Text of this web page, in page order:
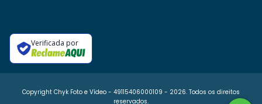
Verificada por
Copyright Chyk Foto e Vídeo - 49115406000109 - 2026. Todos os direitos
reservados.